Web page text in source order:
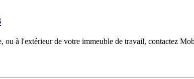
ou à l'extérieur de votre immeuble de travail, contactez